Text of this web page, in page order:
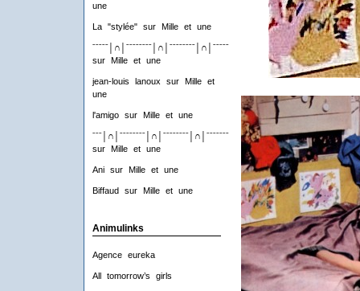
une
La "stylée"sur Mille et une
ˉˉˉˉˉ│∩│ˉˉˉˉˉˉˉˉ│∩│ˉˉˉˉˉˉˉˉ│∩│ˉˉˉˉˉˉˉˉ│∩│ˉˉˉˉ
sur
Mille et une
jean-louis lanoux sur
Mille et
une
l'amigosur Mille et une
ˉˉˉ│∩│ˉˉˉˉˉˉˉˉ│∩│ˉˉˉˉˉˉˉˉ│∩│ˉˉˉˉˉˉˉˉ│∩│ˉˉˉ
sur
Mille et une
Anisur Mille et une
Biffaud sur Mille et une
Animulinks
Agence eureka
All tomorrow’s girls